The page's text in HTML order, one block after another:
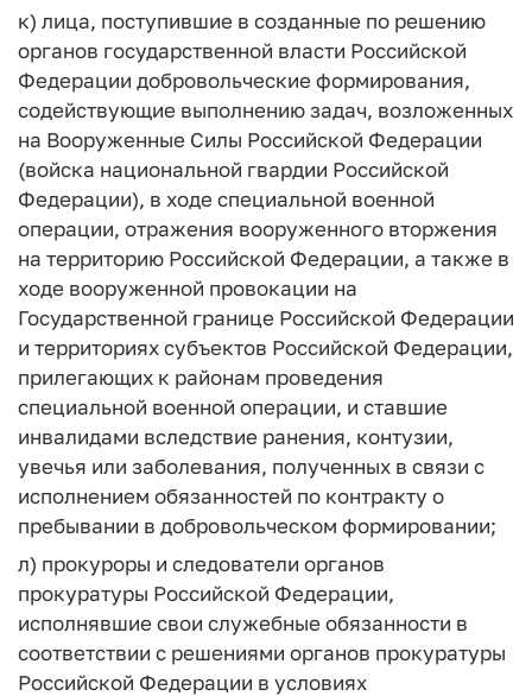
к) лица, поступившие в созданные по решению
органов государственной власти Российской
Федерации добровольческие формирования,
содействующие выполнению задач, возложенных
на Вооруженные Силы Российской Федерации
(войска национальной гвардии Российской
Федерации), в ходе специальной военной
операции, отражения вооруженного вторжения
на территорию Российской Федерации, а также в
ходе вооруженной провокации на
Государственной границе Российской Федерации
и территориях субъектов Российской Федерации,
прилегающих к районам проведения
специальной военной операции, и ставшие
инвалидами вследствие ранения, контузии,
увечья или заболевания, полученных в связи с
исполнением обязанностей по контракту о
пребывании в добровольческом формировании;
л) прокуроры и следователи органов
прокуратуры Российской Федерации,
исполнявшие свои служебные обязанности в
соответствии с решениями органов прокуратуры
Российской Федерации в условиях